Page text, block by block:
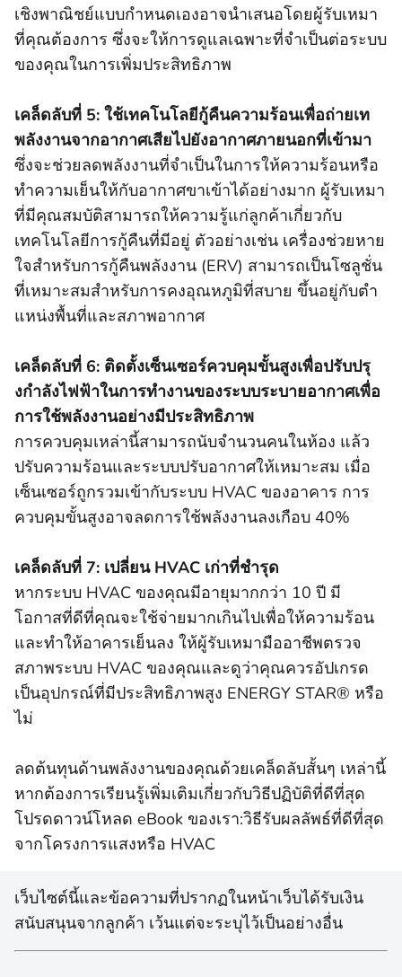
เชิงพาณิชย์แบบกําหนดเองอาจนําเสนอโดยผู้รับเหมา
ที่คุณต้องการ ซึ่งจะให้การดูแลเฉพาะที่จําเป็นต่อระบบ
ของคุณในการเพิ่มประสิทธิภาพ
เคล็ดลับที่ 5: ใช้เทคโนโลยีกู้คืนความร้อนเพื่อถ่ายเท
พลังงานจากอากาศเสียไปยังอากาศภายนอกที่เข้ามา
ซึ่งจะช่วยลดพลังงานที่จําเป็นในการให้ความร้อนหรือ
ทําความเย็นให้กับอากาศขาเข้าได้อย่างมาก ผู้รับเหมา
ที่มีคุณสมบัติสามารถให้ความรู้แก่ลูกค้าเกี่ยวกับ
เทคโนโลยีการกู้คืนที่มีอยู่ ตัวอย่างเช่น เครื่องช่วยหาย
ใจสําหรับการกู้คืนพลังงาน (ERV) สามารถเป็นโซลูชั่น
ที่เหมาะสมสําหรับการคงอุณหภูมิที่สบาย ขึ้นอยู่กับตํา
แหน่งพื้นที่และสภาพอากาศ
เคล็ดลับที่ 6: ติดตั้งเซ็นเซอร์ควบคุมขั้นสูงเพื่อปรับปรุ
งกําลังไฟฟ้าในการทํางานของระบบระบายอากาศเพื่อ
การใช้พลังงานอย่างมีประสิทธิภาพ
การควบคุมเหล่านี้สามารถนับจํานวนคนในห้อง แล้ว
ปรับความร้อนและระบบปรับอากาศให้เหมาะสม เมื่อ
เซ็นเซอร์ถูกรวมเข้ากับระบบ HVAC ของอาคาร การ
ควบคุมขั้นสูงอาจลดการใช้พลังงานลงเกือบ 40%
เคล็ดลับที่ 7: เปลี่ยน HVAC เก่าที่ชํารุด
หากระบบ HVAC ของคุณมีอายุมากกว่า 10 ปี มี
โอกาสที่ดีที่คุณจะใช้จ่ายมากเกินไปเพื่อให้ความร้อน
และทําให้อาคารเย็นลง ให้ผู้รับเหมามืออาชีพตรวจ
สภาพระบบ HVAC ของคุณและดูว่าคุณควรอัปเกรด
เป็นอุปกรณ์ที่มีประสิทธิภาพสูง ENERGY STAR® หรือ
ไม่
ลดต้นทุนด้านพลังงานของคุณด้วยเคล็ดลับสั้นๆ เหล่านี้
หากต้องการเรียนรู้เพิ่มเติมเกี่ยวกับวิธีปฏิบัติที่ดีที่สุด
โปรดดาวน์โหลด eBook ของเรา:วิธีรับผลลัพธ์ที่ดีที่สุด
จากโครงการแสงหรือ HVAC
เว็บไซต์นี้และข้อความที่ปรากฏในหน้าเว็บได้รับเงิน
สนับสนุนจากลูกค้า เว้นแต่จะระบุไว้เป็นอย่างอื่น